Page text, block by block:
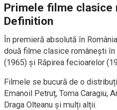
Primele filme clasice
Definition
În premieră absolută în
două filme clasice românești
(1965) și Răpirea fecioarelor
Filmele se bucură de o
Emanoil Petruț, Toma Caragiu,
Draga Olteanu și mulți alții.